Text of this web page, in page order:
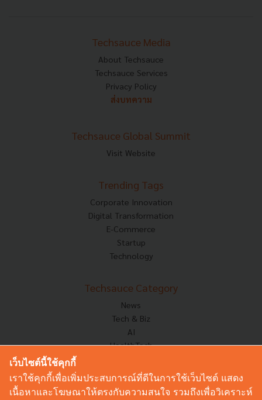
Techsauce Media
About Techsauce
Techsauce Services
Privacy Policy
ส่งบทความ
Techsauce Global Summit
Visit Website
Trending Tags
Corporate Innovation
Digital Transformation
E-Commerce
Startup
Technology
Techsauce Category
News
Tech & Biz
AI
HealthTech
Corp Innov
Saucy Thoughts
เว็บไซต์นี้ใช้คุกกี้
เราใช้คุกกี้เพื่อเพิ่มประสบการณ์ที่ดีในการใช้เว็บไซต์ แสดง
เนื้อหาและโฆษณาให้ตรงกับความสนใจ รวมถึงเพื่อวิเคราะห์